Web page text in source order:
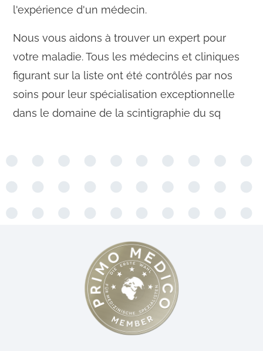
l'expérience d'un médecin.
Nous vous aidons à trouver un expert pour
votre maladie. Tous les médecins et cliniques
figurant sur la liste ont été contrôlés par nos
soins pour leur spécialisation exceptionnelle
dans le domaine de la scintigraphie du sq